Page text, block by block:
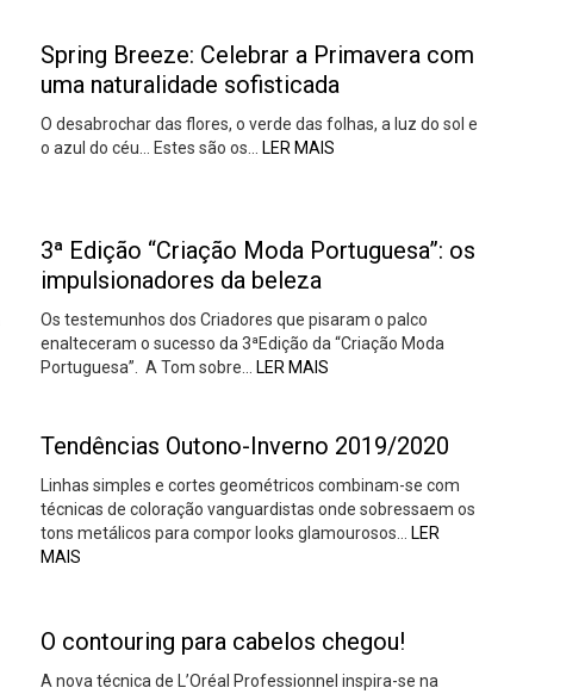
Spring Breeze: Celebrar a Primavera com
uma naturalidade sofisticada
O desabrochar das flores, o verde das folhas, a luz do sol e
o azul do céu… Estes são os…
LER MAIS
3ª Edição “Criação Moda Portuguesa”: os
impulsionadores da beleza
Os testemunhos dos Criadores que pisaram o palco
enalteceram o sucesso da 3ªEdição da “Criação Moda
Portuguesa”. A Tom sobre…
LER MAIS
Tendências Outono-Inverno 2019/2020
Linhas simples e cortes geométricos combinam-se com
técnicas de coloração vanguardistas onde sobressaem os
tons metálicos para compor looks glamourosos…
LER
MAIS
O contouring para cabelos chegou!
A nova técnica de L’Oréal Professionnel inspira-se na